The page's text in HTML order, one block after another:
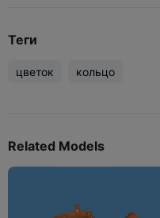
Теги
цветок кольцо
Related Models